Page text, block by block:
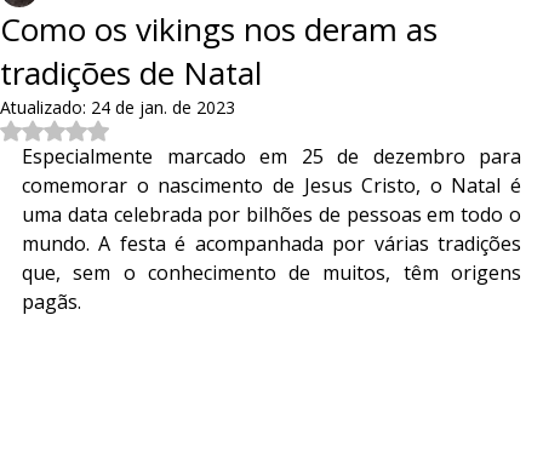
Como os vikings nos deram as
tradições de Natal
Atualizado: 24 de jan. de 2023
Avaliado com NaN de 5 estrelas.
Especialmente marcado em 25 de dezembro para
comemorar o nascimento de Jesus Cristo, o Natal é
uma data celebrada por bilhões de pessoas em todo o
mundo. A festa é acompanhada por várias tradições
que, sem o conhecimento de muitos, têm origens
pagãs.